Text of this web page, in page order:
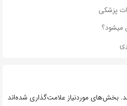
پزشکی
میشود؟
بخش‌های موردنیاز علامت‌گذاری شده‌اند